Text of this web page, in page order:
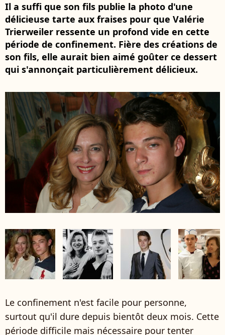
Il a suffi que son fils publie la photo d'une
délicieuse tarte aux fraises pour que Valérie
Trierweiler ressente un profond vide en cette
période de confinement. Fière des créations de
son fils, elle aurait bien aimé goûter ce dessert
qui s'annonçait particulièrement délicieux.
Le confinement n'est facile pour personne,
surtout qu'il dure depuis bientôt deux mois. Cette
période difficile mais nécessaire pour tenter